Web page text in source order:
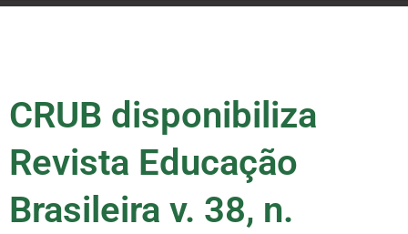
CRUB disponibiliza
Revista Educação
Brasileira v. 38, n.